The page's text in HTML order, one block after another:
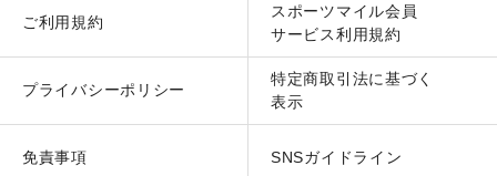
ご利用規約
スポーツマイル会員
サービス利用規約
プライバシーポリシー
特定商取引法に基づく
表示
免責事項 SNSガイドライン